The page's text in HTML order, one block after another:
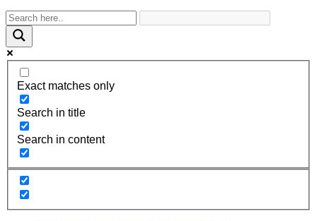
Exact matches only
Search in title
Search in content